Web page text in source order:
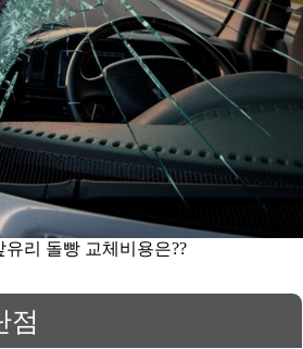
유리 돌빵 교체비용은??
점